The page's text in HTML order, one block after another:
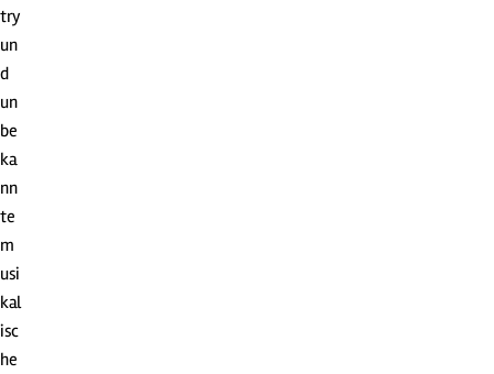
try
un
d
un
be
ka
nn
te
m
usi
kal
isc
he